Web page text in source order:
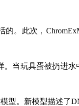
。此次，
当玩具蛋被扔进
型。新模型描述